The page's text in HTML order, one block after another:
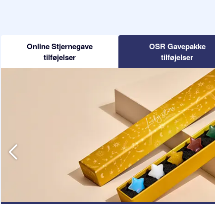
Online Stjernegave
tilføjelser
OSR Gavepakke
tilføjelser